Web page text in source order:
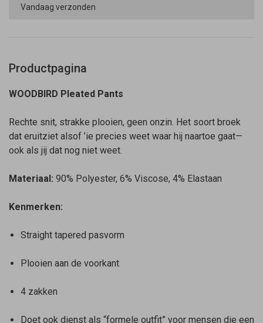
Vandaag verzonden
Productpagina
WOODBIRD Pleated Pants
Rechte snit, strakke plooien, geen onzin. Het soort broek
dat eruitziet alsof ’ie precies weet waar hij naartoe gaat—
ook als jij dat nog niet weet.
Materiaal: 90% Polyester, 6% Viscose, 4% Elastaan
Kenmerken:
Straight tapered pasvorm
Plooien aan de voorkant
4 zakken
Doet ook dienst als “formele outfit” voor mensen die een